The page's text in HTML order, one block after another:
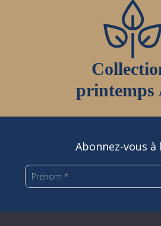
printemps
Abonnez-vous